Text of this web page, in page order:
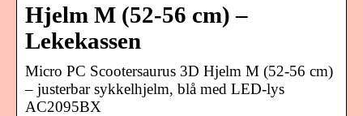
Hjelm M (52-56 cm) –
Lekekassen
Micro PC Scootersaurus 3D Hjelm M (52-56 cm)
– justerbar sykkelhjelm, blå med LED-lys
AC2095BX